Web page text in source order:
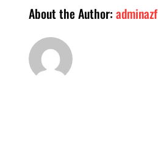
About the Author: adminazf